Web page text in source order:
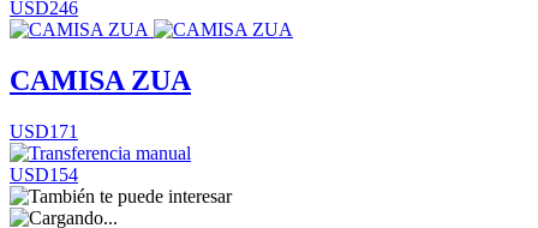
USD246
CAMISA ZUA
USD171
USD154